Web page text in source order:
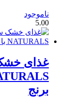
ناموجود
5.00
غذای خشک
برنج